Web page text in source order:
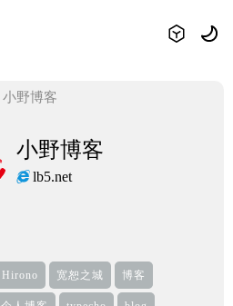
小野博客
小野博客
lb5.net
Hirono 宽恕之城 博客